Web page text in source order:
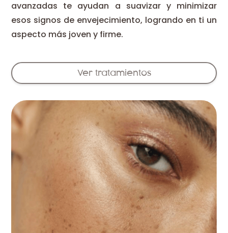
avanzadas te ayudan a suavizar y minimizar
esos signos de envejecimiento, logrando en ti un
aspecto más joven y firme.
Ver tratamientos